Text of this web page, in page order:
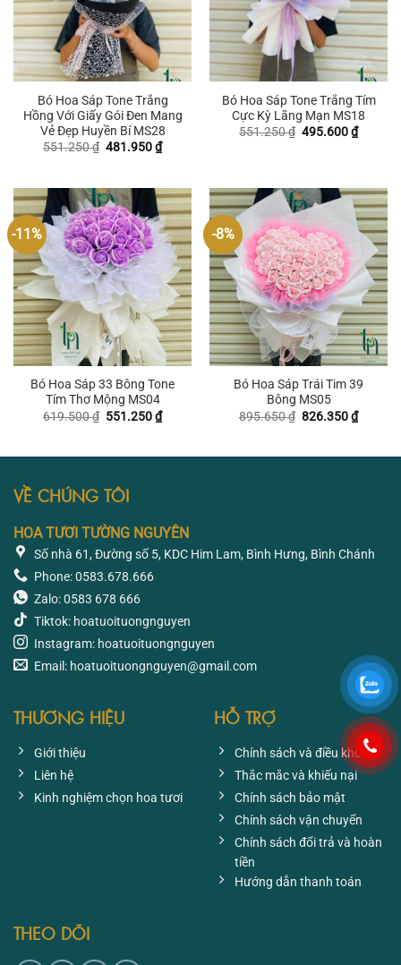
Bó Hoa Sáp Tone Trắng
Hồng Với Giấy Gói Đen Mang
Vẻ Đẹp Huyền Bí MS28
551.250₫ Giá
481.950₫Giá
hiện
481.950 ₫.
Bó Hoa Sáp Tone Trắng Tím
Cực Kỳ Lãng Mạn MS18
551.250₫ Giá
495.600₫Giá
hiện
-11%
Bó Hoa Sáp 33 Bông Tone
Tím Thơ Mộng MS04
619.500₫ Giá
551.250₫Giá
hiện
-8%
Bó Hoa Sáp Trái Tim 39
Bông MS05
895.650₫ Giá
826.350₫Giá
hiện
VỀ CHÚNG TÔI
HOA TƯƠI TƯỜNG NGUYÊN
Số nhà 61, Đường số 5, KDC Him Lam, Bình Hưng, Bình Chánh
Phone: 0583.678.666
Zalo: 0583 678 666
Tiktok: hoatuoituongnguyen
Instagram: hoatuoituongnguyen
Email: hoatuoituongnguyen@gmail.com
THƯƠNG HIỆU
Giới thiệu
Liên hệ
Kinh nghiệm chọn hoa tươi
HỖ TRỢ
Chính sách và điều khoản
Thắc mắc và khiếu nại
Chính sách bảo mật
Chính sách vận chuyển
Chính sách đổi trả và hoàn
tiền
Hướng dẫn thanh toán
THEO DÕI